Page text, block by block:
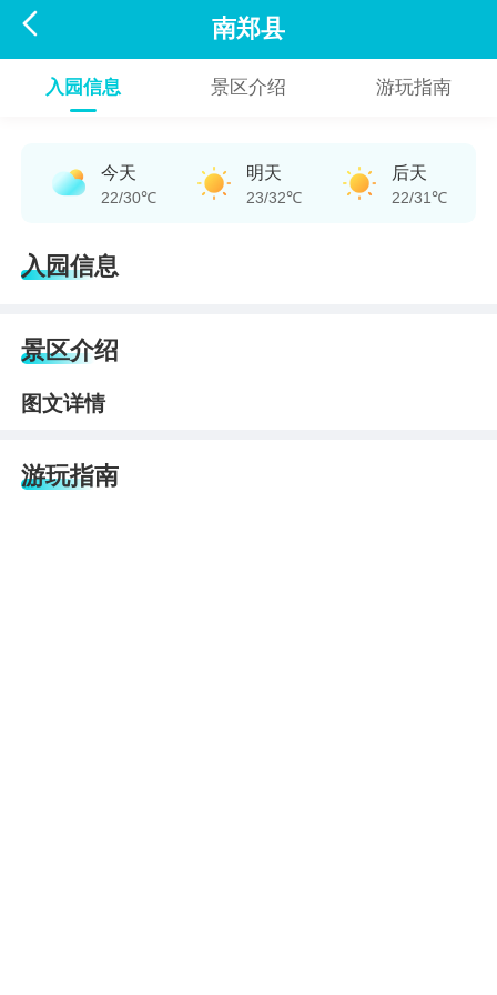
 南郑县
入园信息 景区介绍 游玩指南
今天
22/30℃
明天
23/32℃
后天
22/31℃
入园信息
景区介绍
图文详情
游玩指南